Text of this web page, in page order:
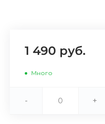
8
1 490 руб.
Много
- +